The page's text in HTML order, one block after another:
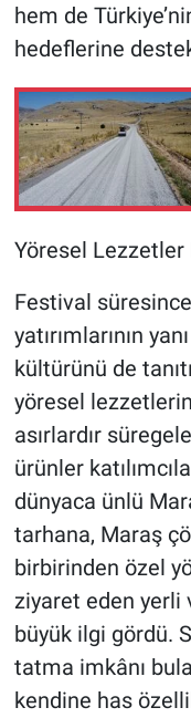
hem de
hedeflerine
Yöresel Lezzetler
Festival
yatırımlarının
kültürünü de
yöresel
asırlardır
ürünler
dünyaca ünlü
tarhana, Maraş
birbirinden özel
ziyaret eden yerli
büyük ilgi gördü.
tatma imkânı
kendine has